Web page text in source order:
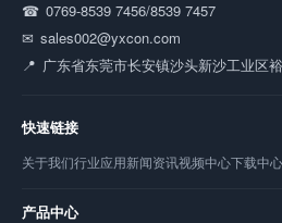
0769-8539 7456/8539 7457
sales002@yxcon.com
广东省东莞市长安镇沙头新沙工业区
快速链接
关于我们行业应用新闻资讯视频中心下载中心
产品中心